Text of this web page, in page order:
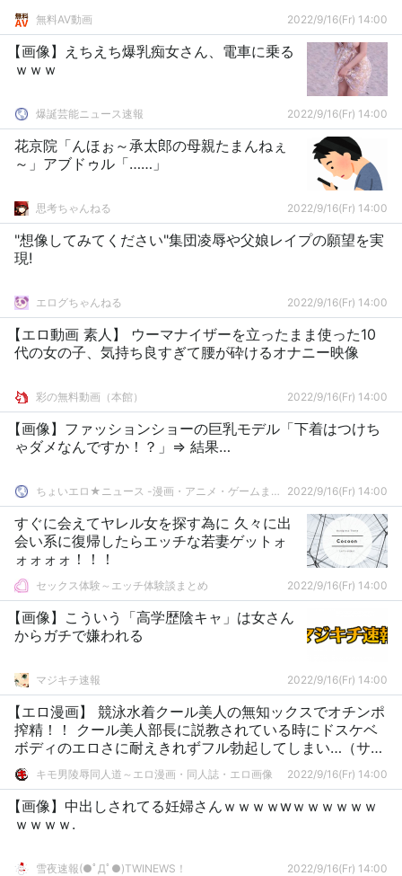
無料AV動画 2022/9/16(Fr) 14:00
【画像】えちえち爆乳痴女さん、電車に乗る
ｗｗｗ
爆誕芸能ニュース速報 2022/9/16(Fr) 14:00
花京院「んほぉ～承太郎の母親たまんねぇ
～」アブドゥル「……」
思考ちゃんねる 2022/9/16(Fr) 14:00
"想像してみてください"集団凌辱や父娘レイプの願望を実
現!
エログちゃんねる 2022/9/16(Fr) 14:00
【エロ動画 素人】 ウーマナイザーを立ったまま使った10
代の女の子、気持ち良すぎて腰が砕けるオナニー映像
彩の無料動画（本館） 2022/9/16(Fr) 14:00
【画像】ファッションショーの巨乳モデル「下着はつけち
ゃダメなんですか！？」⇒ 結果…
ちょいエロ★ニュース -漫画・アニメ・ゲームまとめ- 2022/9/16(Fr) 14:00
すぐに会えてヤレル女を探す為に 久々に出
会い系に復帰したらエッチな若妻ゲットォ
ォォォォ！！！
セックス体験～エッチ体験談まとめ 2022/9/16(Fr) 14:00
【画像】こういう「高学歴陰キャ」は女さん
からガチで嫌われる
マジキチ速報 2022/9/16(Fr) 14:00
【エロ漫画】 競泳水着クール美人の無知ックスでオチンポ
搾精！！ クール美人部長に説教されている時にドスケベ
ボディのエロさに耐えきれずフル勃起してしまい…（サン
プル9枚）
キモ男陵辱同人道～エロ漫画・同人誌・エロ画像 2022/9/16(Fr) 14:00
【画像】中出しされてる妊婦さんｗｗｗｗwｗｗｗｗｗｗ
ｗｗｗｗ.
雪夜速報(●ﾟДﾟ●)TWINEWS！ 2022/9/16(Fr) 14:00